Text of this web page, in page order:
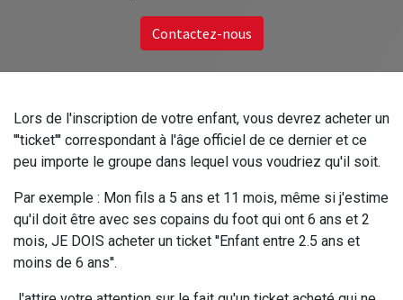
Contactez-nous
Lors de l'inscription de votre enfant, vous devrez acheter un
'''ticket''' correspondant à l'âge officiel de ce dernier et ce
peu importe le groupe dans lequel vous voudriez qu'il soit.
Par exemple : Mon fils a 5 ans et 11 mois, même si j'estime
qu'il doit être avec ses copains du foot qui ont 6 ans et 2
mois, JE DOIS acheter un ticket ''Enfant entre 2.5 ans et
moins de 6 ans''.